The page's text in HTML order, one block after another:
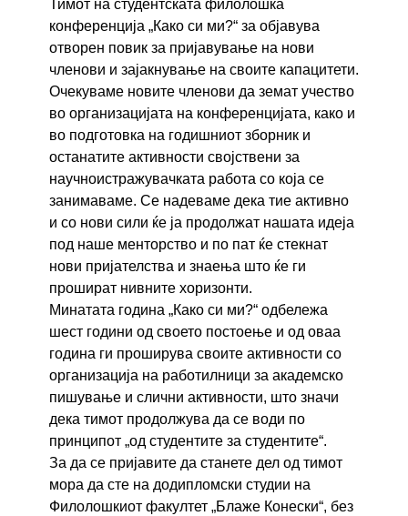
Тимот на студентската филолошка
конференција „Како си ми?“ за објавува
отворен повик за пријавување на нови
членови и зајакнување на своите капацитети.
Очекуваме новите членови да земат учество
во организацијата на конференцијата, како и
во подготовка на годишниот зборник и
останатите активности својствени за
научноистражувачката работа со која се
занимаваме. Се надеваме дека тие активно
и со нови сили ќе ја продолжат нашата идеја
под наше менторство и по пат ќе стекнат
нови пријателства и знаења што ќе ги
прошират нивните хоризонти.
Минатата година „Како си ми?“ одбележа
шест години од своето постоење и од оваа
година ги проширува своите активности со
организација на работилници за академско
пишување и слични активности, што значи
дека тимот продолжува да се води по
принципот „од студентите за студентите“.
За да се пријавите да станете дел од тимот
мора да сте на додипломски студии на
Филолошкиот факултет „Блаже Конески“, без